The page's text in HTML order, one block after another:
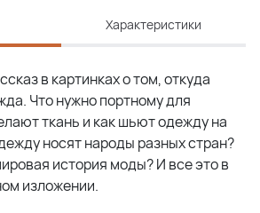
Характеристики
в картинках о том, откуда
Что нужно портному для
ткань и как шьют одежду на
носят народы разных стран?
история моды? И все это в
изложении.